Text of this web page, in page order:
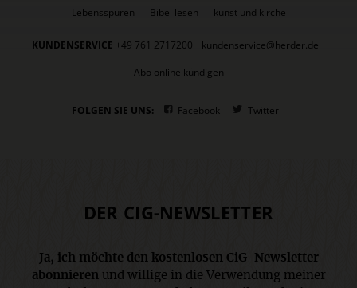
Lebensspuren
Bibel lesen kunst und kirche
KUNDENSERVICE +49 761 2717200
kundenservice@herder.de
Abo online kündigen
FOLGEN SIE UNS: Facebook Twitter
DER CIG-NEWSLETTER
Ja, ich möchte den kostenlosen CiG-Newsletter
abonnierenund willige in die Verwendung meiner